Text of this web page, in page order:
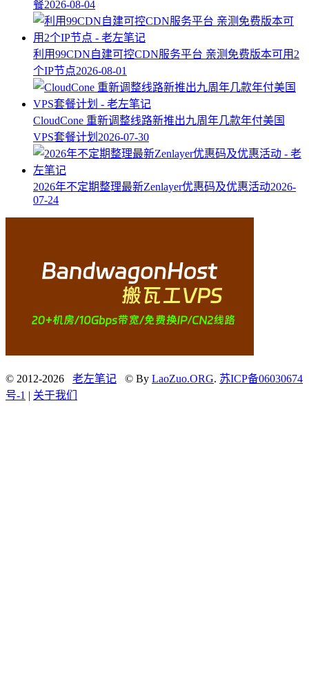
餐2026-08-04
利用99CDN自建可控CDN服务平台 亲测免费版本可用2
个IP节点2026-08-01
CloudCone 重新调整线路新推出九周年几款年付美国
VPS套餐计划 2026-07-30
2026年不定期整理最新Zenlayer优惠码及优惠活动2026-
07-24
© 2012-2026 老左笔记 © By LaoZuo.ORG. 苏ICP备06030674
号-1 | 关于我们